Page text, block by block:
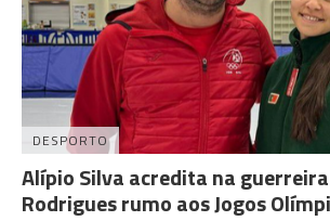
DESPORTO
Alípio Silva acredita na guerreira
Rodrigues rumo aos Jogos